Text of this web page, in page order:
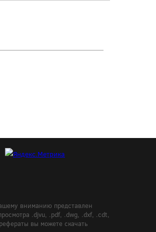
вниманию представлен
.djvu, .pdf, .dwg, .dxf, .cdt,
вы можете скачать